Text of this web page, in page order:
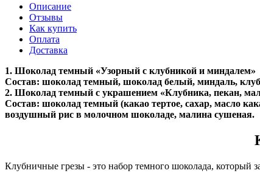
Описание
Отзывы
Как купить
Оплата
Доставка
1. Шоколад темный «Узорный с клубникой и миндалем»
Состав: шоколад темный, шоколад белый, миндаль,
2. Шоколад темный с украшением «Клубника, пекан,
Состав: шоколад темный (какао тертое, сахар, масло
воздушный рис в молочном шоколаде, малина сушеная.
Клубничные грезы - это набор темного шоколада, который